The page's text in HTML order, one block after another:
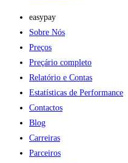
easypay
Sobre Nós
Preços
Preçário completo
Relatório e Contas
Estatísticas de Performance
Contactos
Blog
Carreiras
Parceiros